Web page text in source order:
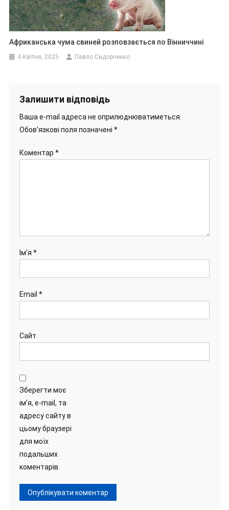
Африканська чума свиней розповзається по Вінниччині
4 Квітня, 2025 Павло Сидорченко
Залишити відповідь
Ваша e-mail адреса не оприлюднюватиметься.
Обов’язкові поля позначені *
Коментар *
Ім'я *
Email *
Сайт
Зберегти моє
ім'я, e-mail, та
адресу сайту в
цьому браузері
для моїх
подальших
коментарів.